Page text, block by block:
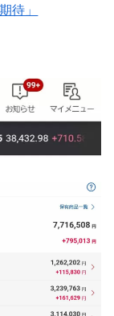
待」